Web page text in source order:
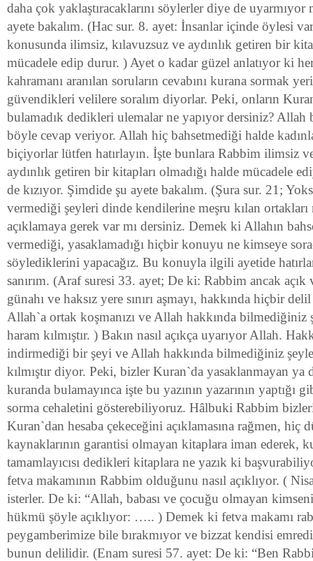
daha çok yaklaştıracaklarını söylerler diye de
ayete bakalım. (Hac sur. 8. ayet: İnsanlar içinde öylesi
konusunda ilimsiz, kılavuzsuz ve aydınlık getiren bir
mücadele edip durur. ) Ayet o kadar güzel anlatıyor ki
kahramanı aranılan soruların cevabını kurana sormak
güvendikleri velilere soralım diyorlar. Peki, onların
bulamadık dedikleri ulemalar ne yapıyor dersiniz? Allah
böyle cevap veriyor. Allah hiç bahsetmediği halde
biçiyorlar lütfen hatırlayın. İşte bunlara Rabbim ilimsiz
aydınlık getiren bir kitapları olmadığı halde mücadele
de kızıyor. Şimdide şu ayete bakalım. (Şura sur. 21;
vermediği şeyleri dinde kendilerine meşru kılan ortakları
açıklamaya gerek var mı dersiniz. Demek ki Allahın
vermediği, yasaklamadığı hiçbir konuyu ne kimseye
söylediklerini yapacağız. Bu konuyla ilgili ayetide
sanırım. (Araf suresi 33. ayet; De ki: Rabbim ancak
günahı ve haksız yere sınırı aşmayı, hakkında hiçbir
Allah`a ortak koşmanızı ve Allah hakkında bilmediğiniz
haram kılmıştır. ) Bakın nasıl açıkça uyarıyor Allah.
indirmediği bir şeyi ve Allah hakkında bilmediğiniz
kılmıştır diyor. Peki, bizler Kuran`da yasaklanmayan ya
kuranda bulamayınca işte bu yazının yazarının yaptığı
sorma cehaletini gösterebiliyoruz. Hâlbuki Rabbim
Kuran`dan hesaba çekeceğini açıklamasına rağmen, hiç
kaynaklarının garantisi olmayan kitaplara iman ederek,
tamamlayıcısı dedikleri kitaplara ne yazık ki
fetva makamının Rabbim olduğunu nasıl açıklıyor. (
isterler. De ki: “Allah, babası ve çocuğu olmayan
hükmü şöyle açıklıyor: ….. ) Demek ki fetva makamı
peygamberimize bile bırakmıyor ve bizzat kendisi
bunun delilidir. (Enam suresi 57. ayet: De ki: “Ben